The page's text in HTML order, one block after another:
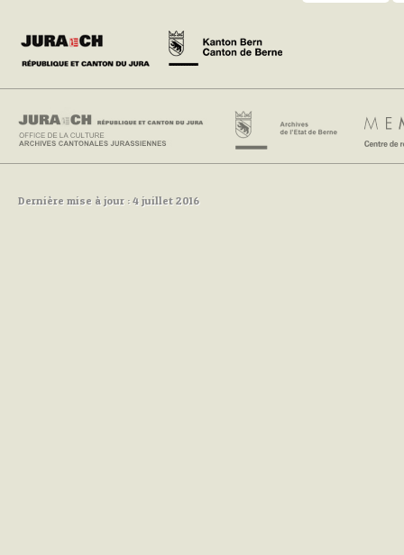
Dernière mise à jour : 4 juillet 2016